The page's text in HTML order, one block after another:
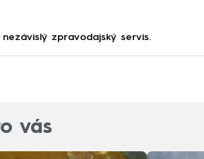
zpravodajský servis.
vás